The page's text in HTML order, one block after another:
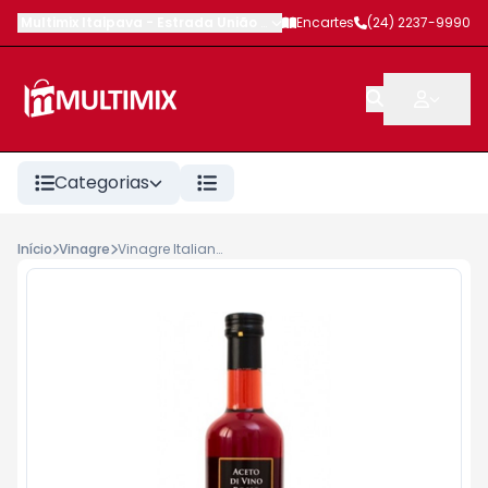
Estrada União e Indústria,Petrópolis-RJ
Encartes (24) 2237-9990
Categorias
Início Vinagre Vinagre Italiano Paganini Vinho Tinto 500ml